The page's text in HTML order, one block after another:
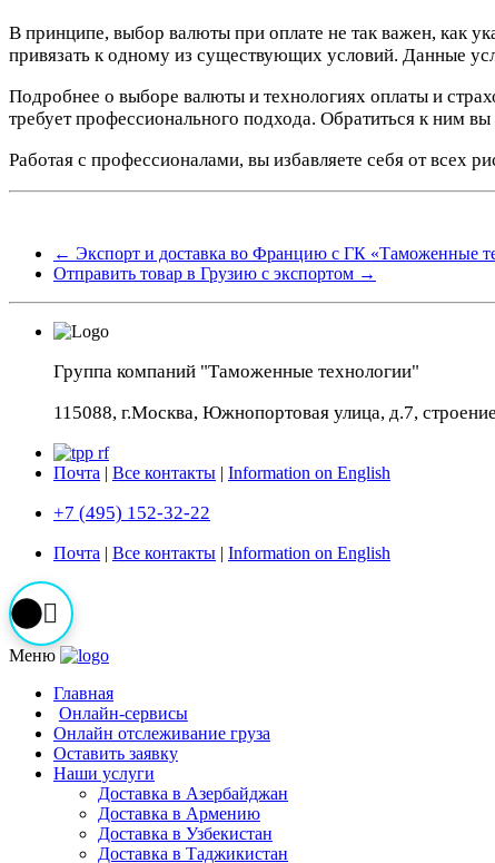
В принципе, выбор валюты при оплате не так важен, как
привязать к одному из существующих условий. Данные
Подробнее о выборе валюты и технологиях оплаты и
требует профессионального подхода. Обратиться к ним
Работая с профессионалами, вы избавляете себя от всех
← Экспорт и доставка во Францию с ГК «Таможенные
Отправить товар в Грузию с экспортом →
Группа компаний "Таможенные технологии"
115088, г.Москва, Южнопортовая улица, д.7,
Почта | Все контакты | Information on English
+7 (495) 152-32-22
Почта | Все контакты | Information on English
Меню
Главная
Онлайн-сервисы
Онлайн отслеживание груза
Оставить заявку
Наши услуги
Доставка в Азербайджан
Доставка в Армению
Доставка в Узбекистан
Доставка в Таджикистан